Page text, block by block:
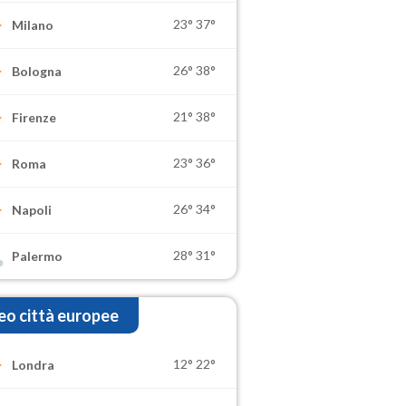
Milano 23° 37°
Bologna 26° 38°
Firenze 21° 38°
Roma 23° 36°
Napoli 26° 34°
Palermo 28° 31°
città europee
Londra 12° 22°